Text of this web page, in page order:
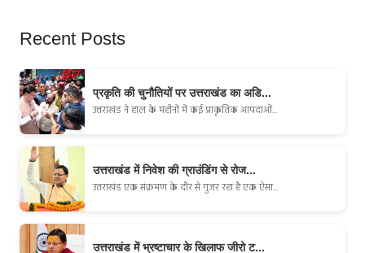
Recent Posts
प्रकृति की चुनौतियों पर उत्तराखंड का अडि...
उत्तराखंड ने हाल के महीनों में कई प्राकृतिक आपदाओं...
उत्तराखंड में निवेश की ग्राउंडिंग से रोज...
उत्तराखंड एक संक्रमण के दौर से गुजर रहा है एक ऐसा...
उत्तराखंड में भ्रष्टाचार के खिलाफ जीरो ट...